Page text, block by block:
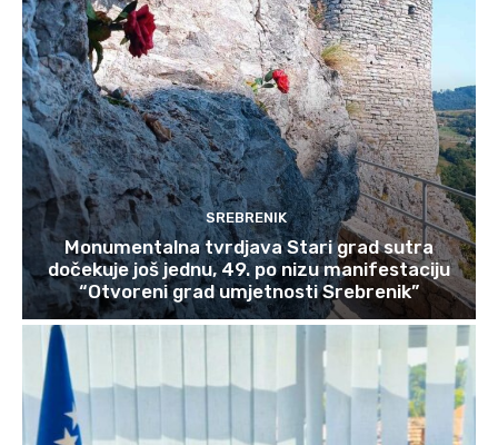
SREBRENIK
Monumentalna tvrdjava Stari grad sutra
dočekuje još jednu, 49. po nizu manifestaciju
“Otvoreni grad umjetnosti Srebrenik”